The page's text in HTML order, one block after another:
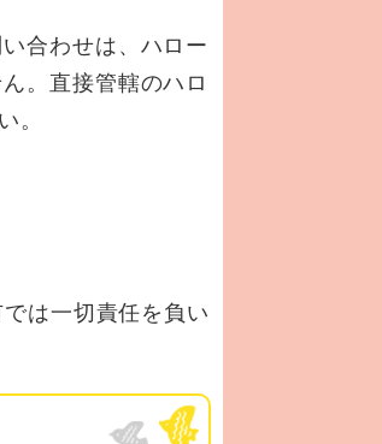
合わせは、ハロー
。直接管轄のハロ
。
は一切責任を負い